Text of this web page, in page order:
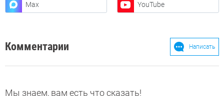
Max YouTube
Комментарии Написать
Мы знаем, вам есть что сказать!